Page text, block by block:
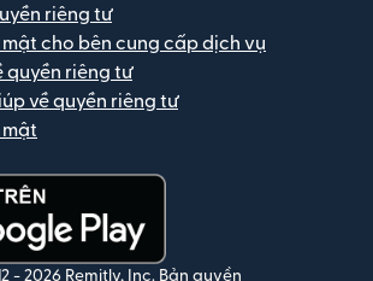
riêng tư
cho bên cung cấp dịch vụ
quyền riêng tư
về quyền riêng tư
mật
mới)
- 2026 Remitly, Inc. Bản quyền